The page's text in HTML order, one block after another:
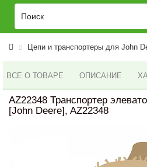
Цепи и транспортеры для John
ВСЕ О ТОВАРЕ ОПИСАНИЕ
AZ22348 Транспортер
[John Deere], AZ22348